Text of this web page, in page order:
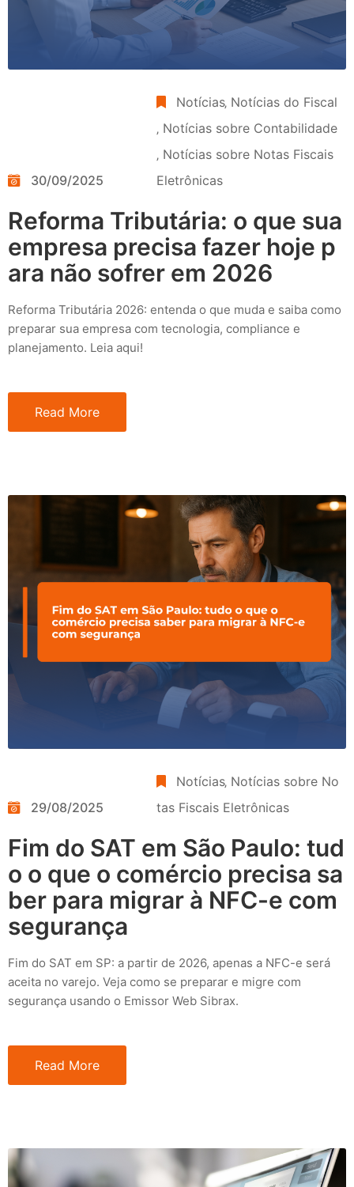
30/09/2025
Notícias‚ Notícias do Fiscal
‚ Notícias sobre Contabilidade
‚ Notícias sobre Notas Fiscais
Eletrônicas
Reforma Tributária: o que sua
empresa precisa fazer hoje p
ara não sofrer em 2026
Reforma Tributária 2026: entenda o que muda e saiba como
preparar sua empresa com tecnologia, compliance e
planejamento. Leia aqui!
Read More
29/08/2025
Notícias‚ Notícias sobre No
tas Fiscais Eletrônicas
Fim do SAT em São Paulo: tud
o o que o comércio precisa sa
ber para migrar à NFC-e com
segurança
Fim do SAT em SP: a partir de 2026, apenas a NFC-e será
aceita no varejo. Veja como se preparar e migre com
segurança usando o Emissor Web Sibrax.
Read More